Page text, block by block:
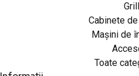
Grill
Cabinete
Mașini de
Toate